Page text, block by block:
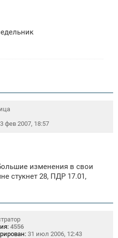
фев 2007, 18:57
изменения в свои
стукнет 28, ПДР 17.01,
4556
31 июл 2006, 12:43